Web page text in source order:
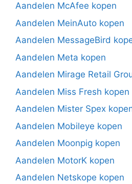
Aandelen McAfee kopen
Aandelen MeinAuto kopen
Aandelen MessageBird
Aandelen Meta kopen
Aandelen Mirage Retail
Aandelen Miss Fresh kopen
Aandelen Mister Spex
Aandelen Mobileye kopen
Aandelen Moonpig kopen
Aandelen MotorK kopen
Aandelen Netskope kopen